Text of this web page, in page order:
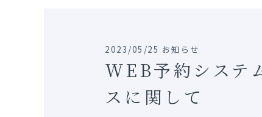
2023/05/25 お知らせ
WEB予約システ
スに関して